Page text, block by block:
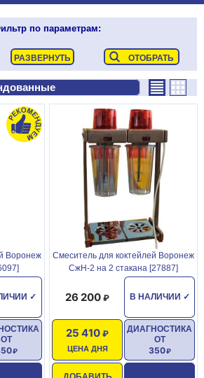
по параметрам:
Воронеж
✓
ОТ
Смеситель для коктейлей Воронеж
СжН-2 на 2 стакана [27887]
В НАЛИЧИИ ✓
26 200
ЦЕНА ДНЯ
25 410
ДИАГНОСТИКА
ОТ
350